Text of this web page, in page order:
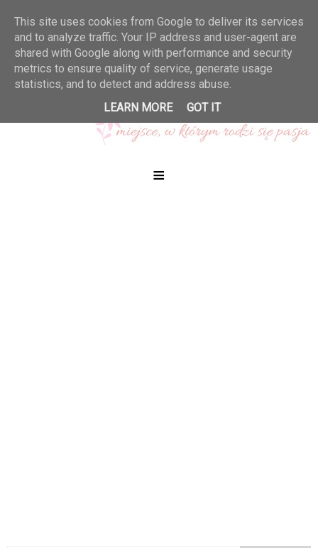
≡
This site uses cookies from Google to deliver its services
and to analyze traffic. Your IP address and user-agent are
shared with Google along with performance and security
metrics to ensure quality of service, generate usage
statistics, and to detect and address abuse.
LEARN MORE
GOT IT